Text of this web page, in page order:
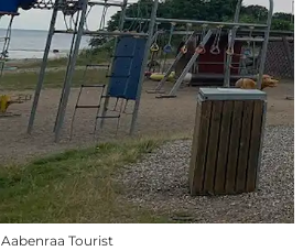
Aabenraa Tourist